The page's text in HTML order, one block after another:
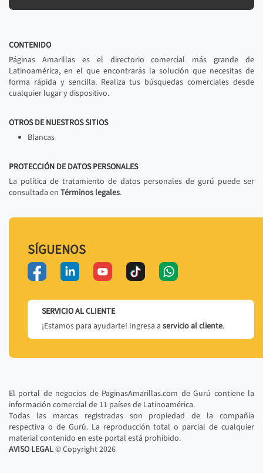
CONTENIDO
Páginas Amarillas es el directorio comercial más grande de
Latinoamérica, en el que encontrarás la solución que necesitas de
forma rápida y sencilla. Realiza tus búsquedas comerciales desde
cualquier lugar y dispositivo.
OTROS DE NUESTROS SITIOS
Blancas
PROTECCIÓN DE DATOS PERSONALES
La política de tratamiento de datos personales de gurú puede ser
consultada en Términos legales.
SÍGUENOS
SERVICIO AL CLIENTE
¡Estamos para ayudarte! Ingresa a servicio al cliente.
El portal de negocios de PaginasAmarillas.com de Gurú contiene la
información comercial de 11 países de Latinoamérica.
Todas las marcas registradas son propiedad de la compañía
respectiva o de Gurú. La reproducción total o parcial de cualquier
material contenido en este portal está prohibido.
AVISO LEGAL© Copyright2026